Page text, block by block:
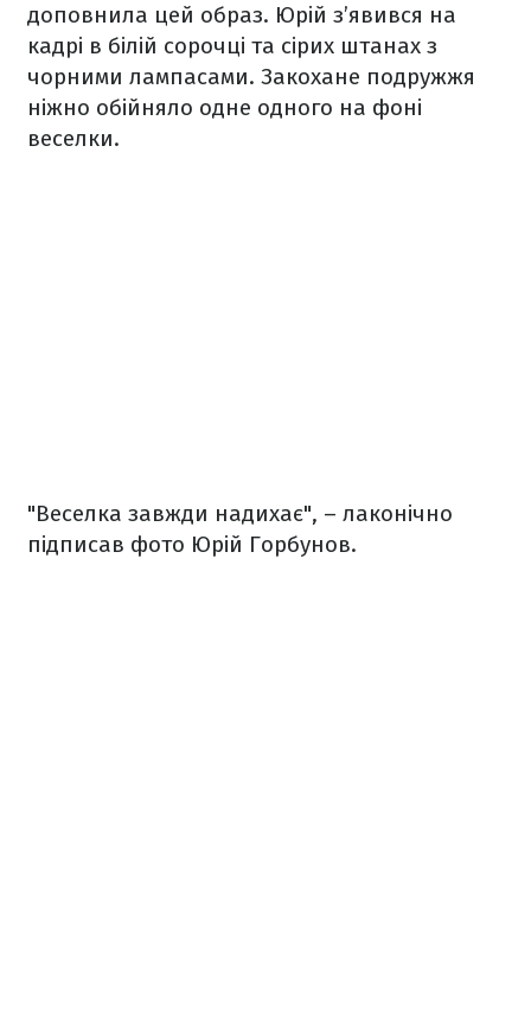
доповнила цей образ. Юрій з’явився на
кадрі в білій сорочці та сірих штанах з
чорними лампасами. Закохане подружжя
ніжно обійняло одне одного на фоні
веселки.
"Веселка завжди надихає", – лаконічно
підписав фото Юрій Горбунов.